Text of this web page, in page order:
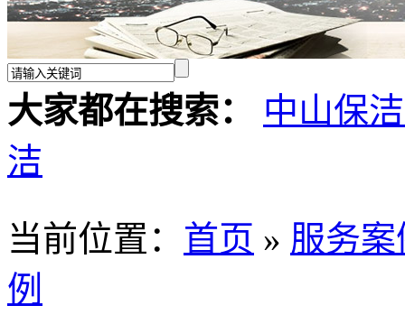
大家都在搜索：
中山保
洁
当前位置 ： 首页 » 服务案
例